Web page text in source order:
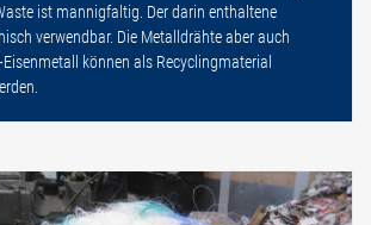
ist mannigfaltig. Der darin enthaltene
verwendbar. Die Metalldrähte aber auch
können als Recyclingmaterial